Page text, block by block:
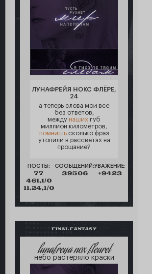
ЛУНАФРЕЙЯ НОКС ФЛЁРЕ,
24
а теперь слова мои все
без ответов,
между наших губ
миллион километров,
помнишьсколько фраз
утопили в рассветах на
прощание?
ПОСТЫ:
77
461,1/0
11.24,1/0
СООБЩЕНИЙ:
39506
УВАЖЕНИЕ:
+9423
FINAL FANTASY
lunafreya nox fleuret
небо растеряло краски